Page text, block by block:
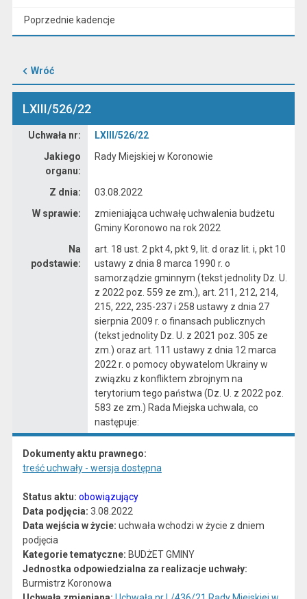
Poprzednie kadencje
Wróć
LXIII/526/22
Uchwała nr:
LXIII/526/22
Jakiego
organu:
Rady Miejskiej w Koronowie
Z dnia:
03.08.2022
W sprawie:
zmieniająca uchwałę uchwalenia budżetu
Gminy Koronowo na rok 2022
Na
podstawie:
art. 18 ust. 2 pkt 4, pkt 9, lit. d oraz lit. i, pkt 10
ustawy z dnia 8 marca 1990 r. o
samorządzie gminnym (tekst jednolity Dz. U.
z 2022 poz. 559 ze zm.), art. 211, 212, 214,
215, 222, 235-237 i 258 ustawy z dnia 27
sierpnia 2009 r. o finansach publicznych
(tekst jednolity Dz. U. z 2021 poz. 305 ze
zm.) oraz art. 111 ustawy z dnia 12 marca
2022 r. o pomocy obywatelom Ukrainy w
związku z konfliktem zbrojnym na
terytorium tego państwa (Dz. U. z 2022 poz.
583 ze zm.) Rada Miejska uchwala, co
następuje:
Dokumenty aktu prawnego:
treść uchwały - wersja dostępna
Status aktu: obowiązujący
Data podjęcia: 3.08.2022
Data wejścia w życie: uchwała wchodzi w życie z dniem
podjęcia
Kategorie tematyczne: BUDŻET GMINY
Jednostka odpowiedzialna za realizacje uchwały:
Burmistrz Koronowa